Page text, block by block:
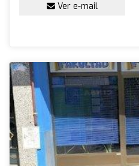
Ver e-mail